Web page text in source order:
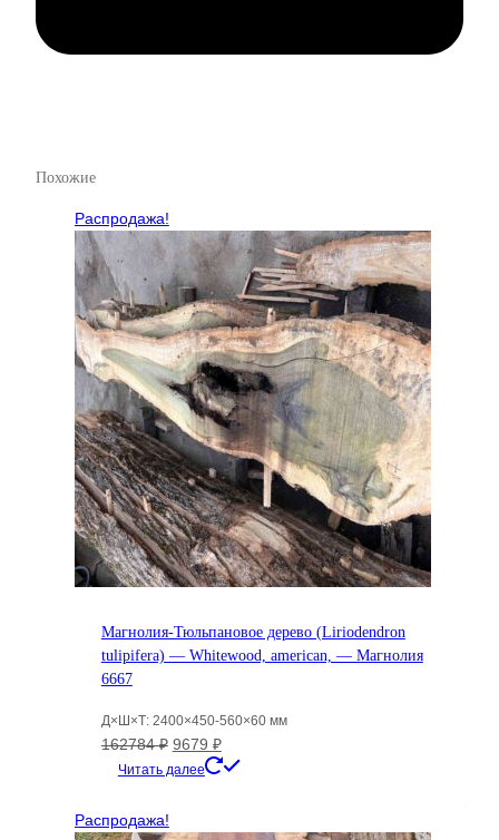
Похожие
Распродажа!
Магнолия-Тюльпановое дерево (Liriodendron
tulipifera) — Whitewood, american, — Магнолия
6667
Д×Ш×Т: 2400×450-560×60 мм
162784₽ Первоначальная
цена
9679 ₽Текущая
цена:
Читать далее
Распродажа!